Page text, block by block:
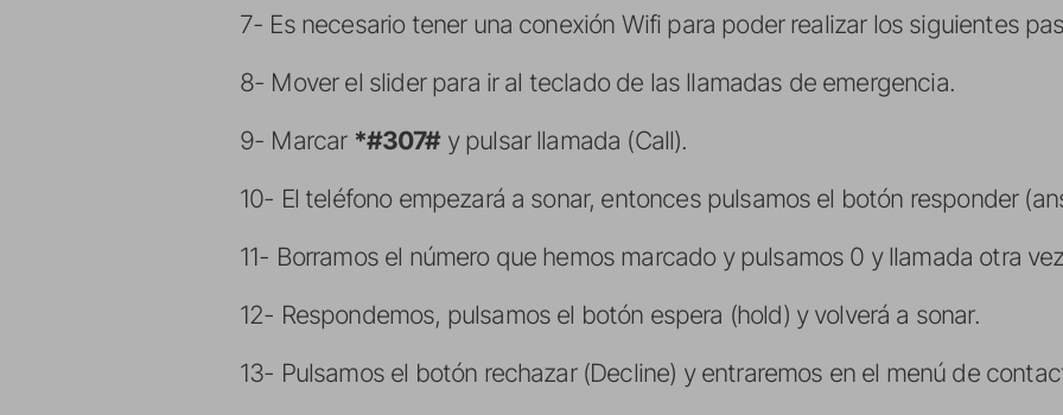
7- Es necesario tener una conexión Wifi para poder realizar los siguientes
8- Mover el slider para ir al teclado de las llamadas de emergencia.
9- Marcar *#307#y pulsar llamada (Call).
10- El teléfono empezará a sonar, entonces pulsamos el botón responder
11- Borramos el número que hemos marcado y pulsamos 0 y llamada otra
12- Respondemos, pulsamos el botón espera (hold) y volverá a sonar.
13- Pulsamos el botón rechazar (Decline) y entraremos en el menú de